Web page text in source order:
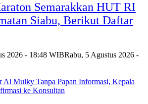
Semarakkan HUT RI
Siabu, Berikut Daftar
2026 - 18:48 WIBRabu, 5 Agustus 2026 -